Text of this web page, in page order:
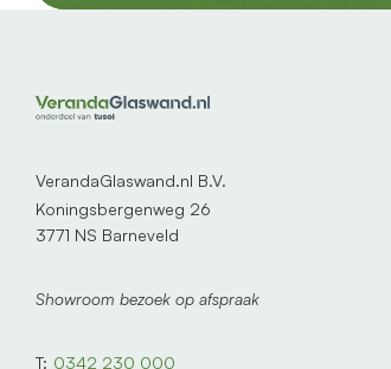
VerandaGlaswand.nl B.V.
Koningsbergenweg 26
3771 NS Barneveld
Showroom bezoek op afspraak
T: 0342 230 000